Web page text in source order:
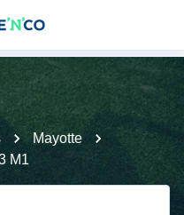
Mayotte
M1